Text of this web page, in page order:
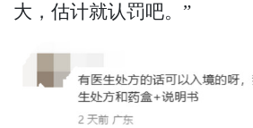
大，估计就认罚吧。”